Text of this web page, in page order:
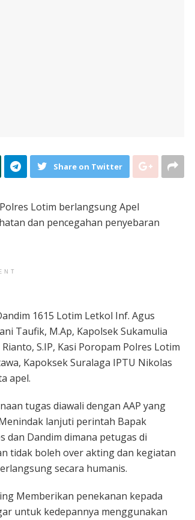
Share on Twitter
Lotim berlangsung Apel
dan pencegahan penyebaran
1615 Lotim Letkol Inf. Agus
Taufik, M.Ap, Kapolsek Sukamulia
S.IP, Kasi Poropam Polres Lotim
Kapoksek Suralaga IPTU Nikolas
apel.
tugas diawali dengan AAP yang
lanjuti perintah Bapak
dan Dandim dimana petugas di
tidak boleh over akting dan kegiatan
secara humanis.
Memberikan penekanan kepada
untuk kedepannya menggunakan